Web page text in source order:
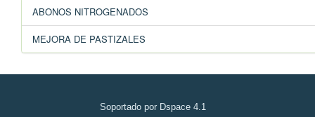
ABONOS NITROGENADOS
MEJORA DE PASTIZALES
Soportado por Dspace 4.1